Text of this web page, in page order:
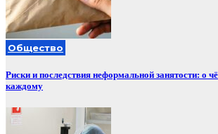
Общество
Риски и последствия неформальной занятости: о
каждому